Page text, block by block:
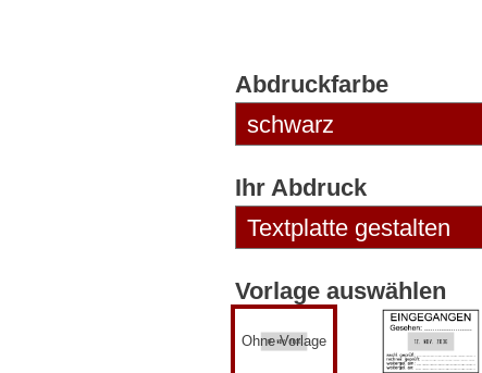
Abdruckfarbe
Ihr Abdruck
Vorlage auswählen
Ohne Vorlage